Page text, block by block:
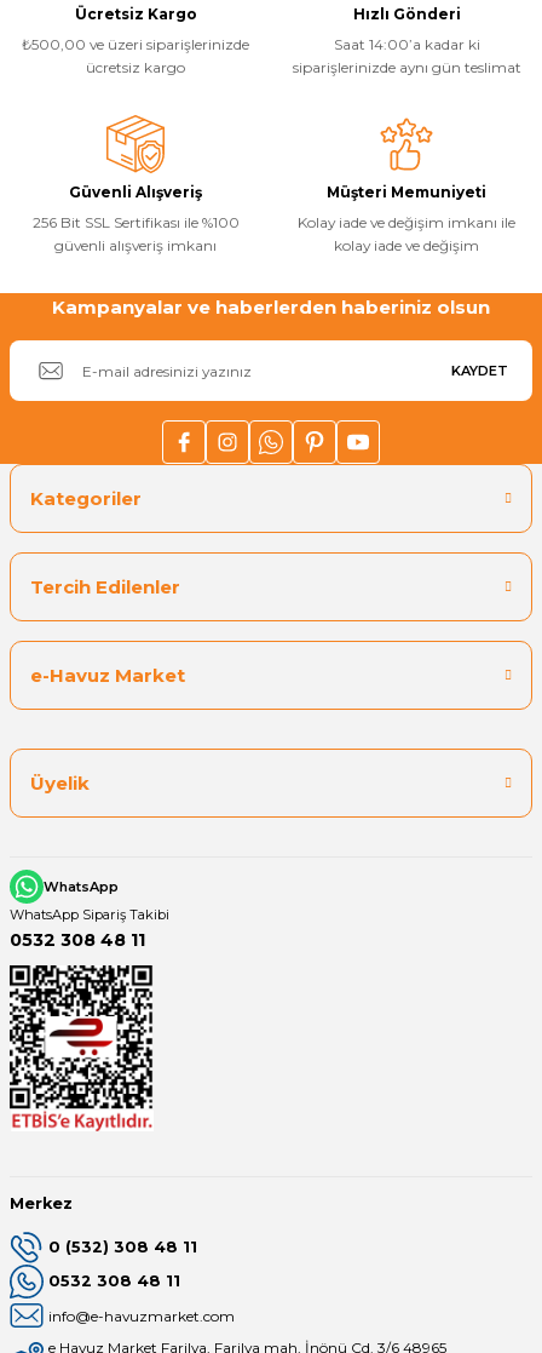
Ücretsiz Kargo
₺500,00 ve üzeri siparişlerinizde
ücretsiz kargo
Hızlı Gönderi
Saat 14:00’a kadar ki
siparişlerinizde aynı gün teslimat
Güvenli Alışveriş
256 Bit SSL Sertifikası ile %100
güvenli alışveriş imkanı
Müşteri Memuniyeti
Kolay iade ve değişim imkanı ile
kolay iade ve değişim
Kampanyalar ve haberlerden haberiniz olsun
KAYDET
Kategoriler
Tercih Edilenler
e-Havuz Market
Üyelik
WhatsApp
WhatsApp Sipariş Takibi
0532 308 48 11
Merkez
0 (532) 308 48 11
0532 308 48 11
info@e-havuzmarket.com
e Havuz Market Farilya, Farilya mah, İnönü Cd. 3/6 48965